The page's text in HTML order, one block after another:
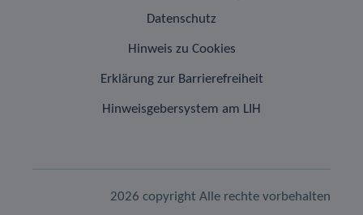
Datenschutz
Hinweis zu Cookies
Erklärung zur Barrierefreiheit
Hinweisgebersystem am LIH
2026 copyright Alle rechte vorbehalten